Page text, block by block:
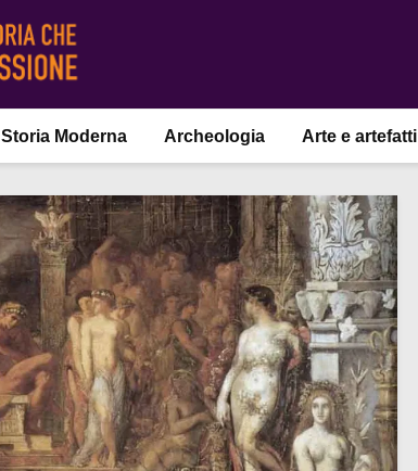
Storia Moderna Archeologia Arte e artefatti